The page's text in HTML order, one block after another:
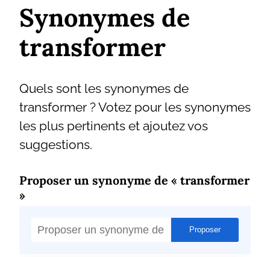
Synonymes de
transformer
Quels sont les synonymes de
transformer ? Votez pour les synonymes
les plus pertinents et ajoutez vos
suggestions.
Proposer un synonyme de « transformer
»